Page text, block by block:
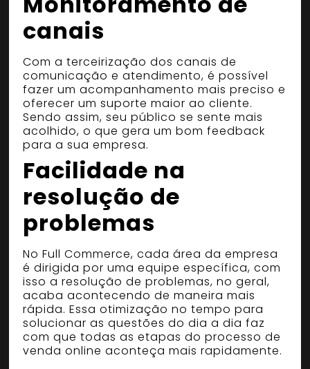
canais
Com a terceirização dos canais de
comunicação e atendimento, é possível
fazer um acompanhamento mais preciso e
oferecer um suporte maior ao cliente.
Sendo assim, seu público se sente mais
acolhido, o que gera um bom feedback
para a sua empresa.
Facilidade na
resolução de
problemas
No Full Commerce, cada área da empresa
é dirigida por uma equipe específica, com
isso a resolução de problemas, no geral,
acaba acontecendo de maneira mais
rápida. Essa otimização no tempo para
solucionar as questões do dia a dia faz
com que todas as etapas do processo de
venda online aconteça mais rapidamente.